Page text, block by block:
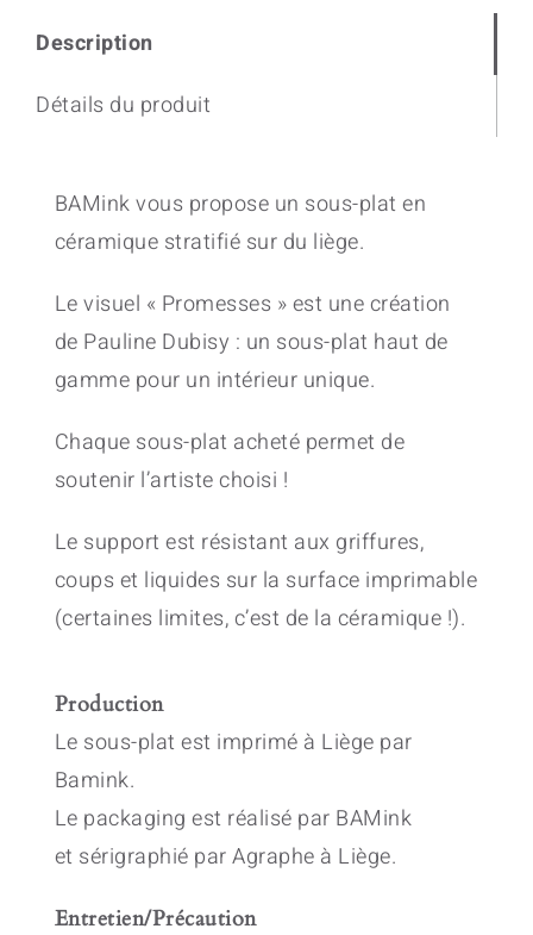
Description
Détails du produit
BAMink vous propose un sous-plat en
céramique stratifié sur du liège.
Le visuel « Promesses » est une création
de Pauline Dubisy : un sous-plat haut de
gamme pour un intérieur unique.
Chaque sous-plat acheté permet de
soutenir l’artiste choisi !
Le support est résistant aux griffures,
coups et liquides sur la surface imprimable
(certaines limites, c’est de la céramique !).
Production
Le sous-plat est imprimé à Liège par
Bamink.
Le packaging est réalisé par BAMink
et sérigraphié par Agraphe à Liège.
Entretien/Précaution